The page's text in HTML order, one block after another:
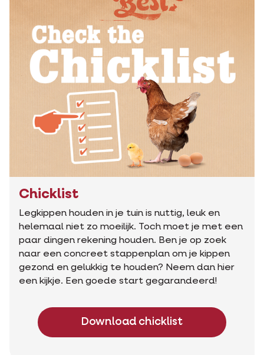
Chicklist
Legkippen houden in je tuin is nuttig, leuk en
helemaal niet zo moeilijk. Toch moet je met een
paar dingen rekening houden. Ben je op zoek
naar een concreet stappenplan om je kippen
gezond en gelukkig te houden? Neem dan hier
een kijkje. Een goede start gegarandeerd!
Download chicklist